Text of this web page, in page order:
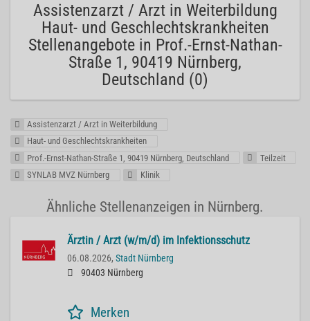
Assistenzarzt / Arzt in Weiterbildung
Haut- und Geschlechtskrankheiten
Stellenangebote in Prof.-Ernst-Nathan-
Straße 1, 90419 Nürnberg,
Deutschland (0)
Assistenzarzt / Arzt in Weiterbildung
Haut- und Geschlechtskrankheiten
Prof.-Ernst-Nathan-Straße 1, 90419 Nürnberg, Deutschland
Teilzeit
SYNLAB MVZ Nürnberg
Klinik
Ähnliche Stellenanzeigen in Nürnberg.
Ärztin / Arzt (w/m/d) im Infektionsschutz
06.08.2026, Stadt Nürnberg
90403 Nürnberg
Merken